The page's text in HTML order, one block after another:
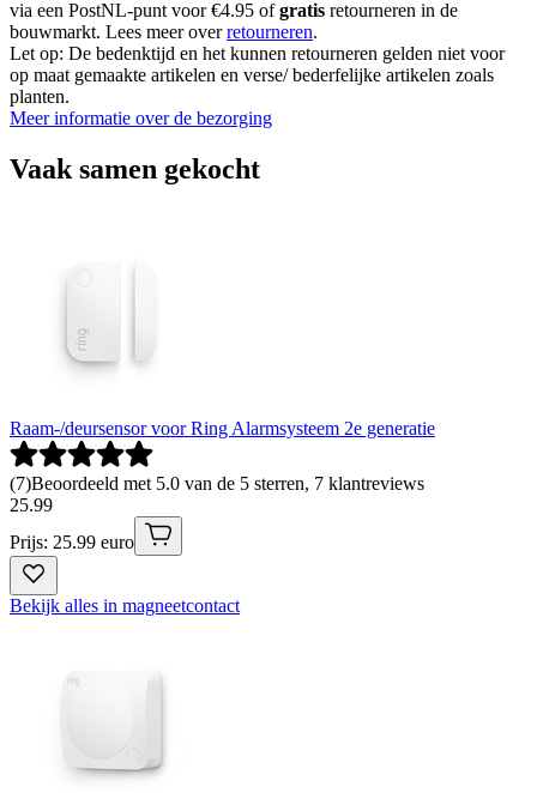
via een PostNL-punt voor €4.95 ofgratis retourneren in de
bouwmarkt. Lees meer overretourneren.
Let op: De bedenktijd en het kunnen retourneren gelden niet voor
op maat gemaakte artikelen en verse/ bederfelijke artikelen zoals
planten.
Meer informatie over de bezorging
Vaak samen gekocht
Raam-/deursensor voor Ring Alarmsysteem 2e generatie
(7)Beoordeeld met 5.0 van de 5 sterren, 7 klantreviews
25.99
Prijs: 25.99 euro
Bekijk alles in magneetcontact